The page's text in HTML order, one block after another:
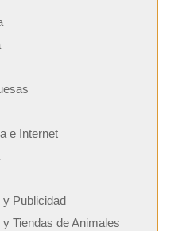
e Internet
Publicidad
Tiendas de Animales